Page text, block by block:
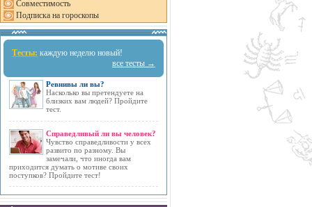
Совместимость
Подписка на гороскопы
Тесты: каждую неделю новый!
все тесты →
Ревнивы ли вы?
Насколько вы претендуете на
близких вам людей? Пройдите
тест.
Справедливый ли вы человек?
Чувство справедливости у всех
развито по разному. Вы
замечали, что иногда вам
приходится думать о мотиве своих
поступков? Пройдите тест!